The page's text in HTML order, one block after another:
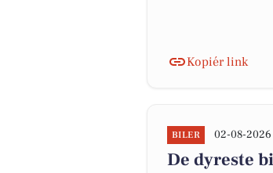
Kopiér link
BILER 02-08-2026
De dyreste